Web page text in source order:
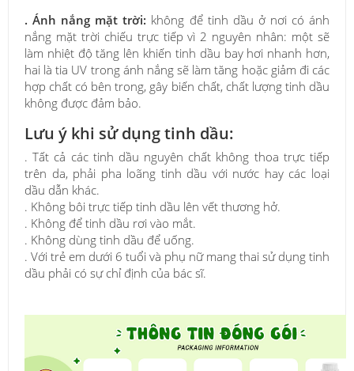
. Ánh nắng mặt trời: không để tinh dầu ở nơi có ánh
nắng mặt trời chiếu trực tiếp vì 2 nguyên nhân: một sẽ
làm nhiệt độ tăng lên khiến tinh dầu bay hơi nhanh hơn,
hai là tia UV trong ánh nắng sẽ làm tăng hoặc giảm đi các
hợp chất có bên trong, gây biến chất, chất lượng tinh dầu
không được đảm bảo.
Lưu ý khi sử dụng tinh dầu:
. Tất cả các tinh dầu nguyên chất không thoa trực tiếp
trên da, phải pha loãng tinh dầu với nước hay các loại
dầu dẫn khác.
. Không bôi trực tiếp tinh dầu lên vết thương hở.
. Không để tinh dầu rơi vào mắt.
. Không dùng tinh dầu để uống.
. Với trẻ em dưới 6 tuổi và phụ nữ mang thai sử dụng tinh
dầu phải có sự chỉ định của bác sĩ.